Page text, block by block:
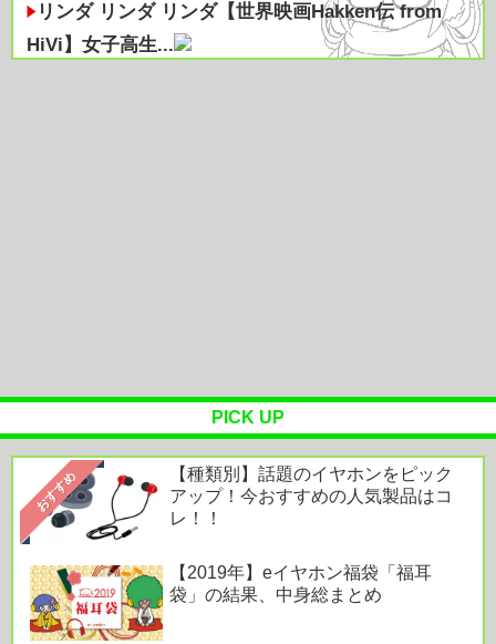
リンダ リンダ リンダ【世界映画Hakken伝 from
HiVi】女子高生...
Powered by livedoor 相互RSS
PICK UP
おすすめ
【種類別】話題のイヤホンをピック
アップ！今おすすめの人気製品はコ
レ！！
【2019年】eイヤホン福袋「福耳
袋」の結果、中身総まとめ